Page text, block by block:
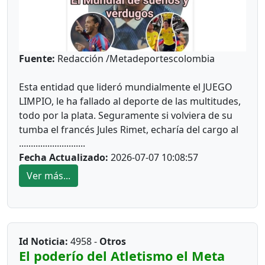
Fuente: Redacción /Metadeportescolombia
Esta entidad que lideró mundialmente el JUEGO
LIMPIO, le ha fallado al deporte de las multitudes,
todo por la plata. Seguramente si volviera de su
tumba el francés Jules Rimet, echaría del cargo al
ítalo-suizo por inconveniencias Gianni Infantino.
*Mundial 1*
Quien lo creyera, un joven de 22 años, nacido en
una comunidad indígena del Guainía, es un gran
exponente del futbol de fantasía, se llama Brayan
necesidad. Hoy se encuentra en el Mundial gracias
al apoyo del jugador Daniel Muñoz.
............................
Fecha Actualizado: 2026-07-07 10:08:57
Ver más...
Id Noticia: 4958 - Otros
El poderío del Atletismo el Meta